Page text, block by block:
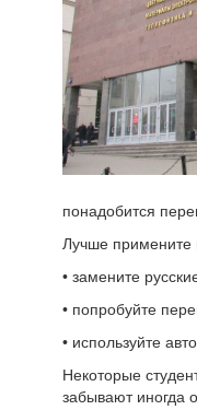
понадобится
Лучше примените
• замените
• попробуйте
• используйте
Некоторые
забывают иногда